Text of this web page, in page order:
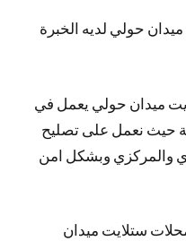
حولي لديه الخبرة
ميدان حولي يعمل في
على مدار 24 ساعة حيث نعمل على تصليح
والمركزي وبشكل امن
ستلايت ميدان